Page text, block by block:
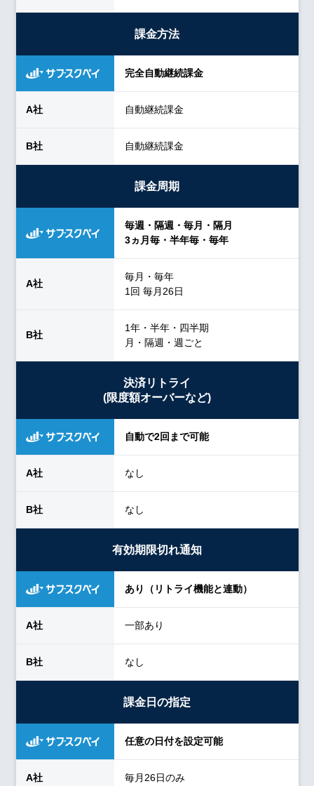
課金方法
完全自動継続課金
自動継続課金
自動継続課金
課金周期
毎週・隔週・毎月・隔月
3ヵ月毎・半年毎・毎年
毎月・毎年
1回 毎月26日
1年・半年・四半期
月・隔週・週ごと
決済リトライ
(限度額オーバーなど)
自動で2回まで可能
なし
なし
有効期限切れ通知
あり（リトライ機能と連動）
一部あり
なし
課金日の指定
任意の日付を設定可能
毎月26日のみ